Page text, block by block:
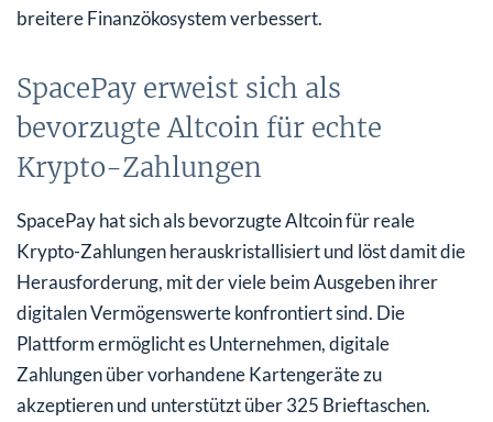
breitere Finanzökosystem verbessert.
SpacePay erweist sich als
bevorzugte Altcoin für echte
Krypto-Zahlungen
SpacePay hat sich als bevorzugte Altcoin für reale
Krypto-Zahlungen herauskristallisiert und löst damit die
Herausforderung, mit der viele beim Ausgeben ihrer
digitalen Vermögenswerte konfrontiert sind. Die
Plattform ermöglicht es Unternehmen, digitale
Zahlungen über vorhandene Kartengeräte zu
akzeptieren und unterstützt über 325 Brieftaschen.